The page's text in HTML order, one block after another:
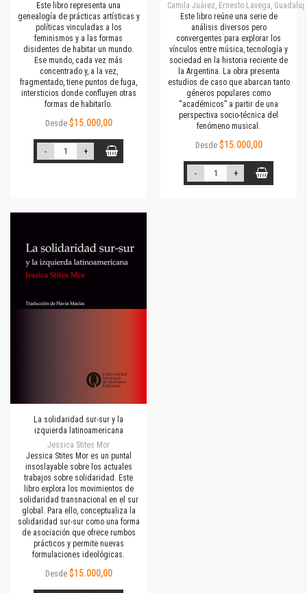
Este libro representa una
genealogía de prácticas artísticas y
políticas vinculadas a los
feminismos y a las formas
disidentes de habitar un mundo.
Ese mundo, cada vez más
concentrado y, a la vez,
fragmentado, tiene puntos de fuga,
intersticios donde confluyen otras
formas de habitarlo.
Desde $15.000,00
- +
Camila Juárez, Ernesto Lavega,
Este libro reúne una serie de
análisis diversos pero
convergentes para explorar los
vínculos entre música, tecnología y
sociedad en la historia reciente de
la Argentina. La obra presenta
estudios de caso que abarcan tanto
géneros populares como
“académicos” a partir de una
perspectiva socio-técnica del
fenómeno musical.
Desde $15.000,00
- +
La solidaridad sur-sur y la
izquierda latinoamericana
Jessica Stites Mor
Jessica Stites Mor es un puntal
insoslayable sobre los actuales
trabajos sobre solidaridad. Este
libro explora los movimientos de
solidaridad transnacional en el sur
global. Para ello, conceptualiza la
solidaridad sur-sur como una forma
de asociación que ofrece rumbos
prácticos y permite nuevas
formulaciones ideológicas.
Desde $15.000,00